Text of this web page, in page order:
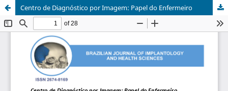
Centro de Diagnóstico por Imagem: Papel do Enfermeiro